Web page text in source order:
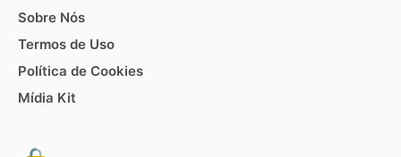
Sobre Nós
Termos de Uso
Política de Cookies
Mídia Kit